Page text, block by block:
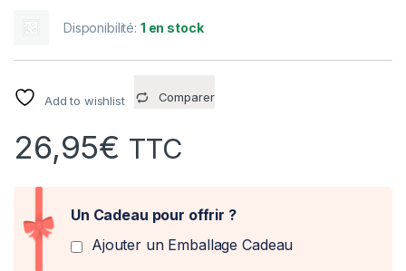
Disponibilité: 1 en stock
Add to wishlist Comparer
26,95€ TTC
Un Cadeau pour offrir ?
Ajouter un Emballage Cadeau